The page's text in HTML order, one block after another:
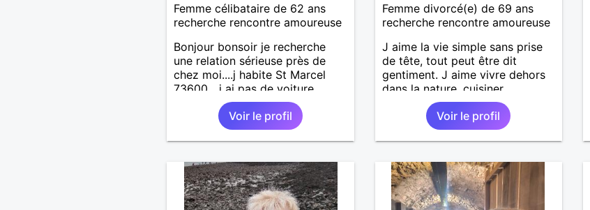
Femme célibataire de 62 ans
recherche rencontre amoureuse
Bonjour bonsoir je recherche
une relation sérieuse près de
chez moi....j habite St Marcel
73600....j ai pas de voiture
50km ... quelqu'un qui aurait
entre 55 et 64 ans...sans enfants
de préférence même adultes et
qui n aurait garder aucun
ex...si vous correspondez à ma
recherche ecrivez moi je vous
répondrai...
Voir le profil
Femme divorcé(e) de 69 ans
recherche rencontre amoureuse
J aime la vie simple sans prise
de tête, tout peut être dit
gentiment. J aime vivre dehors
dans la nature, cuisiner,
randonner, camper, voyager,
découvrir, comprendre des
nouveaux trucs techniques et
sur la vie des êtres vivants. J
bois pratiquement pas d alcool,
je fume rarement, je ris souvent.
Je cherche un vrai amoureux
Voir le profil